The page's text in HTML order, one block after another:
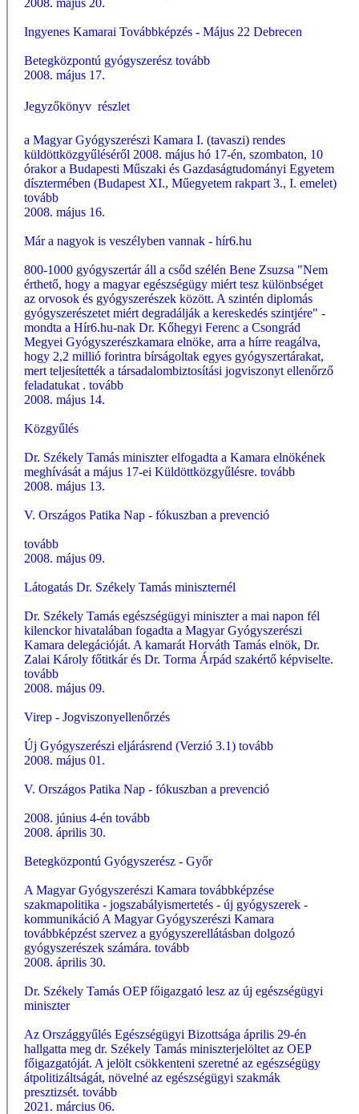
2008. május 20.
Ingyenes Kamarai Továbbképzés - Május 22 Debrecen
Betegközpontú gyógyszerész tovább
2008. május 17.
Jegyzőkönyv  részlet
a Magyar Gyógyszerészi Kamara I. (tavaszi) rendes
küldöttközgyűléséről 2008. május hó 17-én, szombaton, 10
órakor a Budapesti Műszaki és Gazdaságtudományi Egyetem
dísztermében (Budapest XI., Műegyetem rakpart 3., I. emelet)
tovább
2008. május 16.
Már a nagyok is veszélyben vannak - hír6.hu
800-1000 gyógyszertár áll a csőd szélén Bene Zsuzsa "Nem
érthető, hogy a magyar egészségügy miért tesz különbséget
az orvosok és gyógyszerészek között. A szintén diplomás
gyógyszerészetet miért degradálják a kereskedés szintjére" -
mondta a Hír6.hu-nak Dr. Kőhegyi Ferenc a Csongrád
Megyei Gyógyszerészkamara elnöke, arra a hírre reagálva,
hogy 2,2 millió forintra bírságoltak egyes gyógyszertárakat,
mert teljesítették a társadalombiztosítási jogviszonyt ellenőrző
feladatukat . tovább
2008. május 14.
Közgyűlés
Dr. Székely Tamás miniszter elfogadta a Kamara elnökének
meghívását a május 17-ei Küldöttközgyűlésre. tovább
2008. május 13.
V. Országos Patika Nap - fókuszban a prevenció
tovább
2008. május 09.
Látogatás Dr. Székely Tamás miniszternél
Dr. Székely Tamás egészségügyi miniszter a mai napon fél
kilenckor hivatalában fogadta a Magyar Gyógyszerészi
Kamara delegációját. A kamarát Horváth Tamás elnök, Dr.
Zalai Károly főtitkár és Dr. Torma Árpád szakértő képviselte.
tovább
2008. május 09.
Virep - Jogviszonyellenőrzés
Új Gyógyszerészi eljárásrend (Verzió 3.1) tovább
2008. május 01.
V. Országos Patika Nap - fókuszban a prevenció
2008. június 4-én tovább
2008. április 30.
Betegközpontú Gyógyszerész - Győr
A Magyar Gyógyszerészi Kamara továbbképzése
szakmapolitika - jogszabályismertetés - új gyógyszerek -
kommunikáció A Magyar Gyógyszerészi Kamara
továbbképzést szervez a gyógyszerellátásban dolgozó
gyógyszerészek számára. tovább
2008. április 30.
Dr. Székely Tamás OEP főigazgató lesz az új egészségügyi
miniszter
Az Országgyűlés Egészségügyi Bizottsága április 29-én
hallgatta meg dr. Székely Tamás miniszterjelöltet az OEP
főigazgatóját. A jelölt csökkenteni szeretné az egészségügy
átpolitizáltságát, növelné az egészségügyi szakmák
presztizsét. tovább
2021. március 06.